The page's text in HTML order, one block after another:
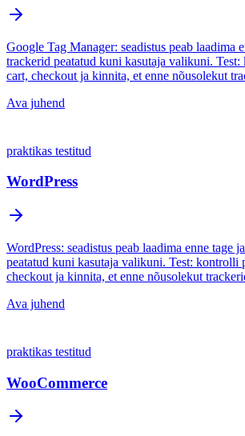
Google Tag Manager: seadistus peab laadima
trackerid peatatud kuni kasutaja valikuni.
cart, checkout ja kinnita, et enne nõusolekut
Ava juhend
praktikas testitud
WordPress
WordPress: seadistus peab laadima enne tage
peatatud kuni kasutaja valikuni. Test: kontrolli
checkout ja kinnita, et enne nõusolekut
Ava juhend
praktikas testitud
WooCommerce